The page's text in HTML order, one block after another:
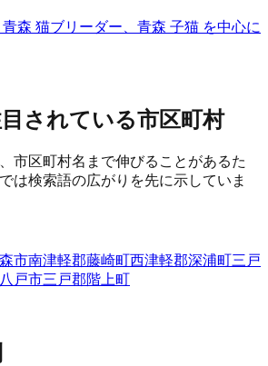
森 猫ブリーダー、青森 子猫 を中心に
されている市区町村
市区町村名まで伸びることがあるた
は検索語の広がりを先に示していま
市南津軽郡藤崎町西津軽郡深浦町三戸
八戸市三戸郡階上町